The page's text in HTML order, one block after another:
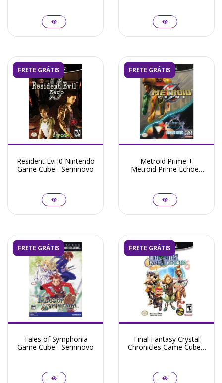
FRETE GRÁTIS
Resident Evil 0 Nintendo
Game Cube - Seminovo
FRETE GRÁTIS
Metroid Prime +
Metroid Prime Echoes
FRETE GRÁTIS
Tales of Symphonia
Game Cube - Seminovo
FRETE GRÁTIS
Final Fantasy Crystal
Chronicles Game Cube -